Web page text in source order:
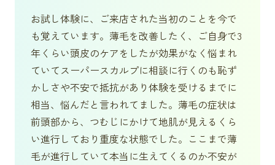
お試し体験に、ご来店された当初のことを今で
も覚えています。薄毛を改善したく、ご自身で3
年くらい頭皮のケアをしたが効果がなく悩まれ
ていてスーパースカルプに相談に行くのも恥ず
かしさや不安で抵抗があり体験を受けるまでに
相当、悩んだと言われてました。薄毛の症状は
前頭部から、つむじにかけて地肌が見えるくら
い進行しており重度な状態でした。ここまで薄
毛が進行していて本当に生えてくるのか不安が